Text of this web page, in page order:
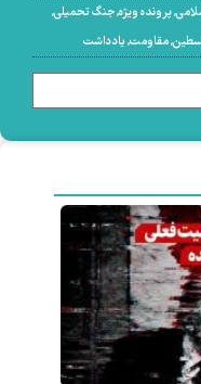
,پرونده ویژه,جنگ تحمیلی,
,مقاومت,یادداشت